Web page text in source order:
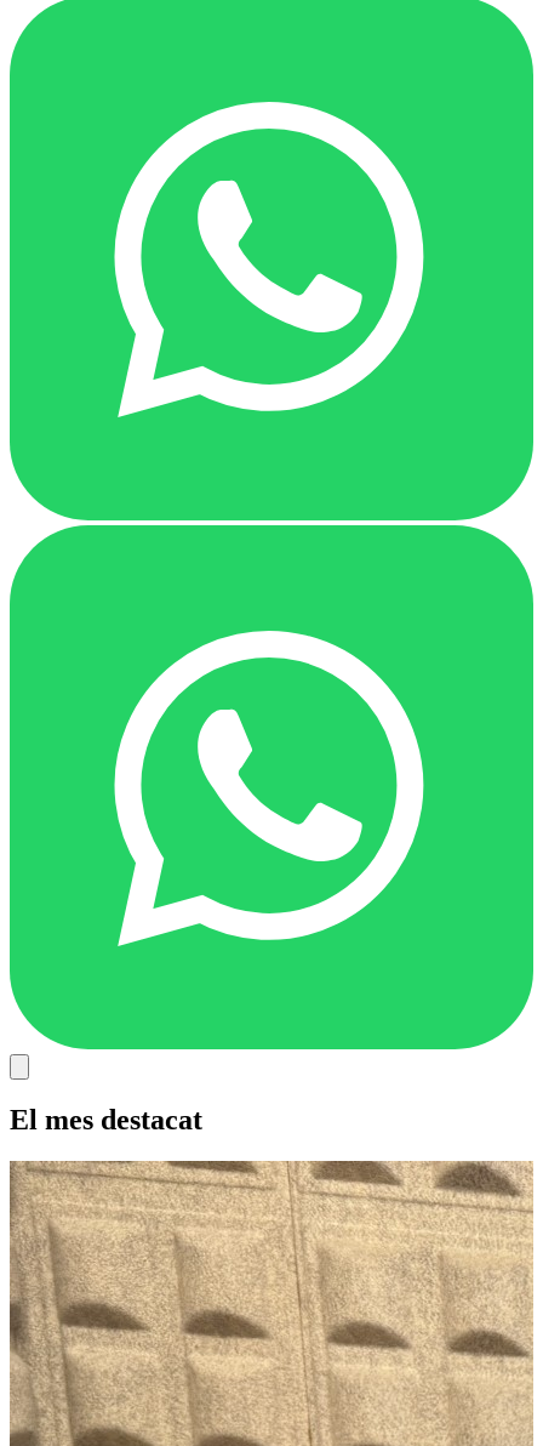
El mes destacat